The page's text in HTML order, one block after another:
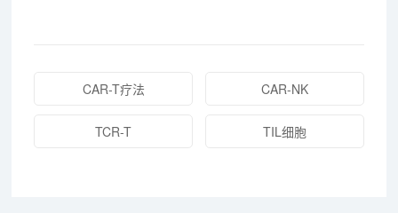
CAR-T疗法 CAR-NK
TCR-T TIL细胞